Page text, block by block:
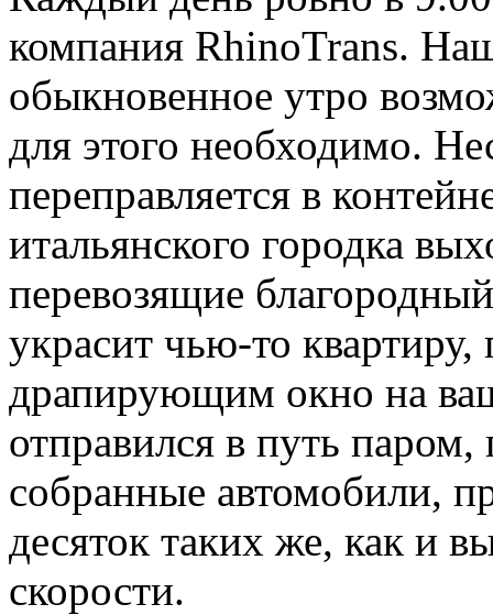
компания RhinoTrans.
обыкновенное утро
для этого необходимо.
переправляется в
итальянского городка
перевозящие
украсит чью-то
драпирующим окно на
отправился в путь
собранные автомобили,
десяток таких же, как и
скорости.